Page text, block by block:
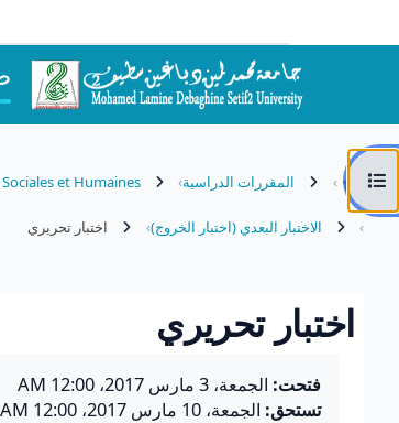
فتح فهرس المقررالمقررات الدراسية et Humaines
الاختبار البعدي (اختبار الخروج) اختبار تحريري
اختبار تحريري
فتحت: الجمعة، 3 مارس 2017، 12:00 AM
تستحق: الجمعة، 10 مارس 2017، 12:00 AM